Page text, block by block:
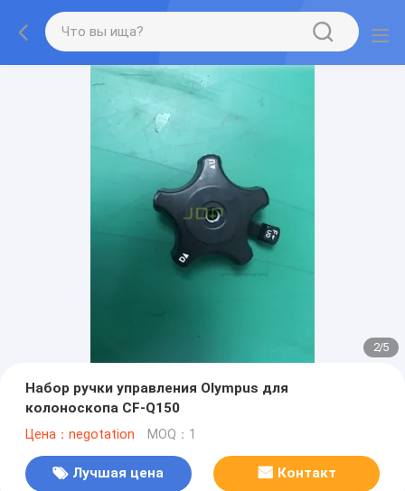
2/5
Набор ручки управления Olympus для
колоноскопа CF-Q150
Цена：negotation MOQ：1
Лучшая цена Контакт